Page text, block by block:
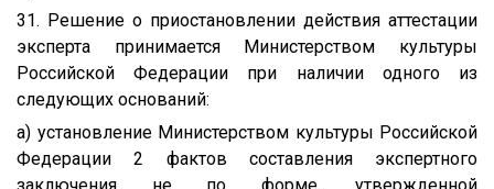
31. Решение о приостановлении действия аттестации
эксперта принимается Министерством культуры
Российской Федерации при наличии одного из
следующих оснований:
а) установление Министерством культуры Российской
Федерации 2 фактов составления экспертного